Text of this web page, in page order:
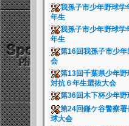
我孫子市少年野球学
年生
我孫子市少年野球学
年生
第16回我孫子市少年
会
第13回千葉県少年野
対抗６年生選抜大会
第36回木下杯少年野
第24回鎌ケ谷警察署
球大会